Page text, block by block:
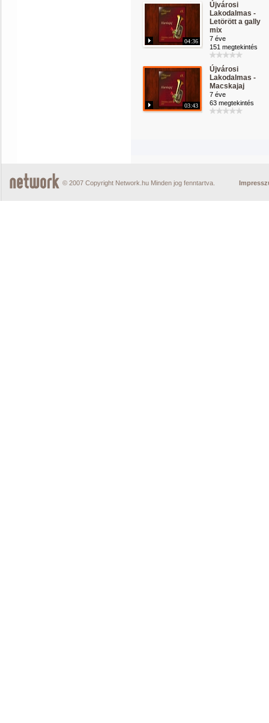
04:36
Újvárosi
Lakodalmas -
Letörött a gally
mix
7 éve
151 megtekintés
03:43
Újvárosi
Lakodalmas -
Macskajaj
7 éve
63 megtekintés
© 2007 Copyright Network.hu Minden jog fenntartva.